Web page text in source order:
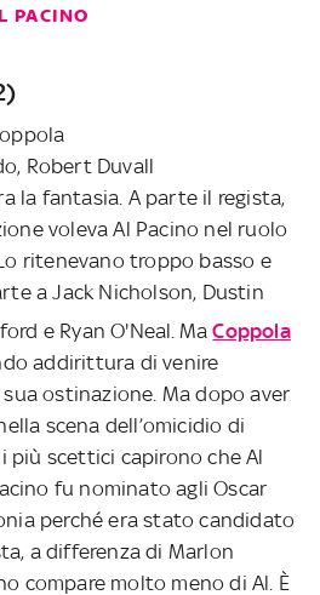
PACINO
Robert Duvall
la fantasia. A parte il regista,
voleva Al Pacino nel ruolo
ritenevano troppo basso e
a Jack Nicholson, Dustin
e Ryan O'Neal. MaCoppola
addirittura di venire
ostinazione. Ma dopo aver
scena dell’omicidio di
più scettici capirono che Al
fu nominato agli Oscar
perché era stato candidato
a differenza di Marlon
compare molto meno di Al. È